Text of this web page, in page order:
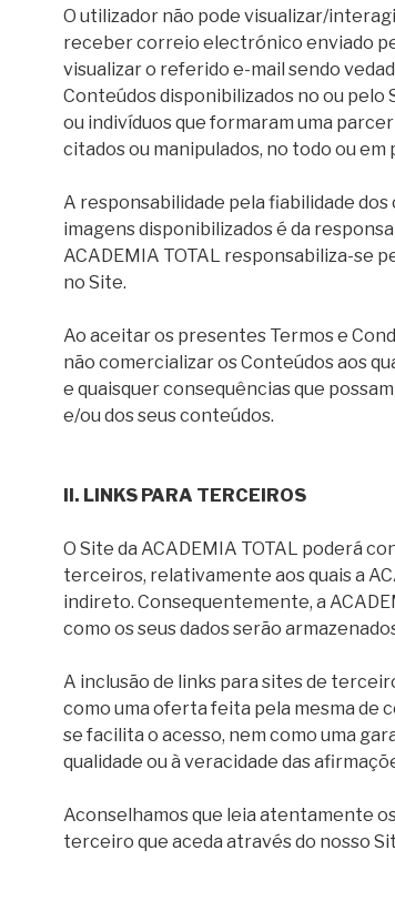
O utilizador não pode visualizar/
receber correio electrónico enviado
visualizar o referido e-mail sendo
Conteúdos disponibilizados no ou pelo
ou indivíduos que formaram uma
citados ou manipulados, no todo ou em
A responsabilidade pela fiabilidade
imagens disponibilizados é da
ACADEMIA TOTAL responsabiliza-se
no Site.
Ao aceitar os presentes Termos e
não comercializar os Conteúdos aos
e quaisquer consequências que
e/ou dos seus conteúdos.
II. LINKS PARA TERCEIROS
O Site da ACADEMIA TOTAL poderá
terceiros, relativamente aos quais a
indireto. Consequentemente, a
como os seus dados serão
A inclusão de links para sites de
como uma oferta feita pela mesma de
se facilita o acesso, nem como uma
qualidade ou à veracidade das
Aconselhamos que leia atentamente
terceiro que aceda através do nosso